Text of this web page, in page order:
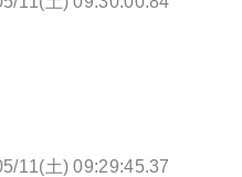
11(土) 09:29:45.37